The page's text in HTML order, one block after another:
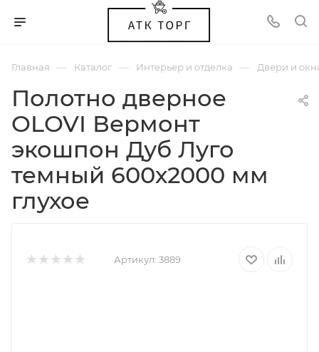
Главная — Каталог — Интерьер и отделка — Двери и
Полотно дверное
OLOVI Вермонт
экошпон Дуб Луго
темный 600х2000 мм
глухое
Артикул: 3889